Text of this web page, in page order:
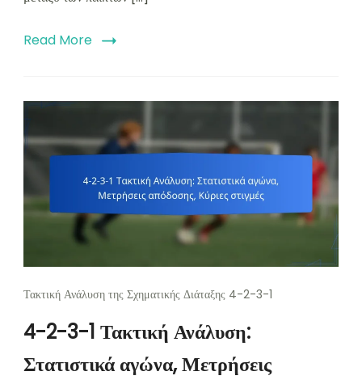
Read More
Τακτική Ανάλυση της Σχηματικής Διάταξης 4-2-3-1
4-2-3-1 Τακτική Ανάλυση:
Στατιστικά αγώνα, Μετρήσεις